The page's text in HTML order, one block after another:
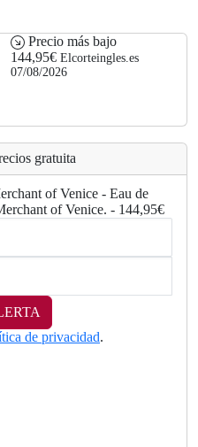
Precio más bajo
144,95€ Elcorteingles.es
07/08/2026
gratuita
of Venice - Eau de
of Venice. - 144,95€
de privacidad.